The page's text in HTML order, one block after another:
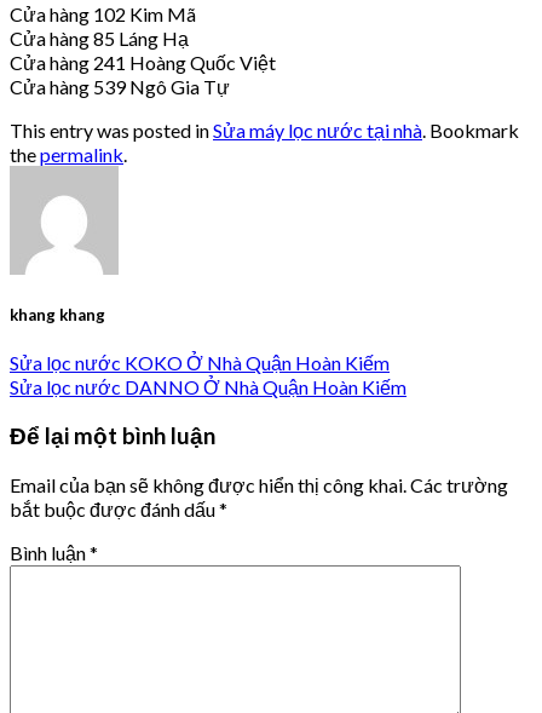
Cửa hàng 102 Kim Mã
Cửa hàng 85 Láng Hạ
Cửa hàng 241 Hoàng Quốc Việt
Cửa hàng 539 Ngô Gia Tự
This entry was posted inSửa máy lọc nước tại nhà. Bookmark
thepermalink.
khang khang
Sửa lọc nước KOKO Ở Nhà Quận Hoàn Kiếm
Sửa lọc nước DANNO Ở Nhà Quận Hoàn Kiếm
Để lại một bình luận
Email của bạn sẽ không được hiển thị công khai. Các trường
bắt buộc được đánh dấu*
Bình luận*